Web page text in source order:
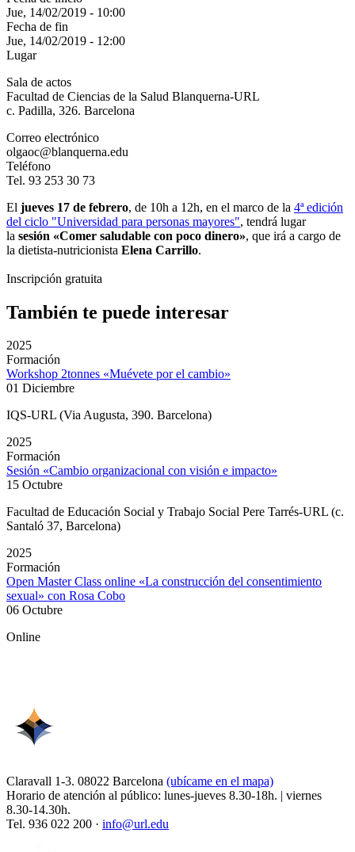
Jue, 14/02/2019 - 10:00
Fecha de fin
Jue, 14/02/2019 - 12:00
Lugar
Sala de actos
Facultad de Ciencias de la Salud Blanquerna-URL
c. Padilla, 326. Barcelona
Correo electrónico
olgaoc@blanquerna.edu
Teléfono
Tel. 93 253 30 73
El jueves 17 de febrero, de 10h a 12h, en el marco de la 4ª edición
del ciclo "Universidad para personas mayores", tendrá lugar
la sesión «Comer saludable con poco dinero», que irá a cargo de
la dietista-nutricionista Elena Carrillo.
Inscripción gratuita
También te puede interesar
2025
Formación
Workshop 2tonnes «Muévete por el cambio»
01 Diciembre
IQS-URL (Via Augusta, 390. Barcelona)
2025
Formación
Sesión «Cambio organizacional con visión e impacto»
15 Octubre
Facultad de Educación Social y Trabajo Social Pere Tarrés-URL (c.
Santaló 37, Barcelona)
2025
Formación
Open Master Class online «La construcción del consentimiento
sexual» con Rosa Cobo
06 Octubre
Online
Claravall 1-3. 08022 Barcelona (ubícame en el mapa)
Horario de atención al público: lunes-jueves 8.30-18h. | viernes
8.30-14.30h.
Tel. 936 022 200 · info@url.edu